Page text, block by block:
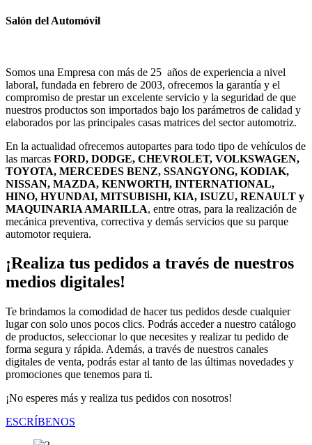
Salón del Automóvil
Somos una Empresa con más de 25 años de experiencia a nivel
laboral, fundada en febrero de 2003, ofrecemos la garantía y el
compromiso de prestar un excelente servicio y la seguridad de que
nuestros productos son importados bajo los parámetros de calidad y
elaborados por las principales casas matrices del sector automotriz.
En la actualidad ofrecemos autopartes para todo tipo de vehículos de
las marcas FORD, DODGE, CHEVROLET, VOLKSWAGEN,
TOYOTA, MERCEDES BENZ, SSANGYONG, KODIAK,
NISSAN, MAZDA, KENWORTH, INTERNATIONAL,
HINO, HYUNDAI, MITSUBISHI, KIA, ISUZU, RENAULT y
MAQUINARIA AMARILLA, entre otras, para la realización de
mecánica preventiva, correctiva y demás servicios que su parque
automotor requiera.
¡Realiza tus pedidos a través de nuestros
medios digitales!
Te brindamos la comodidad de hacer tus pedidos desde cualquier
lugar con solo unos pocos clics. Podrás acceder a nuestro catálogo
de productos, seleccionar lo que necesites y realizar tu pedido de
forma segura y rápida. Además, a través de nuestros canales
digitales de venta, podrás estar al tanto de las últimas novedades y
promociones que tenemos para ti.
¡No esperes más y realiza tus pedidos con nosotros!
ESCRÍBENOS